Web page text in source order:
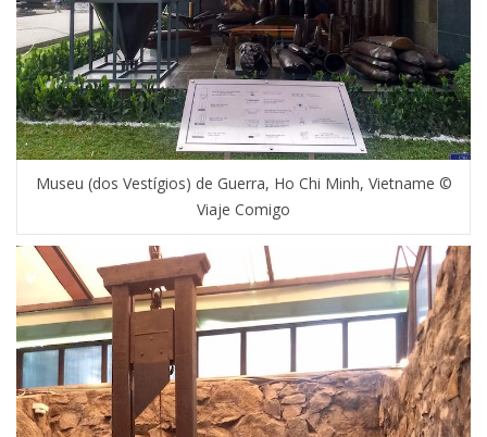
Museu (dos Vestígios) de Guerra, Ho Chi Minh, Vietname ©
Viaje Comigo